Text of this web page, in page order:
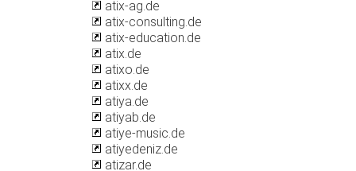
atix-ag.de
atix-consulting.de
atix-education.de
atix.de
atixo.de
atixx.de
atiya.de
atiyab.de
atiye-music.de
atiyedeniz.de
atizar.de